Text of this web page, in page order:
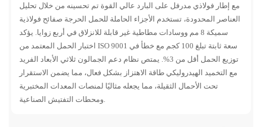
مع إطار فولاذي مدرفل على البارد عالي القوة تم تحسينه من خلال تحليل
العناصر المحدودة، تستخدم الأجزاء الحاملة للحمل الحرجة صفائح فولاذية
سميكة 8 مم ووسادات مطاطية غير قابلة للانزلاق في أربع زوايا. يؤكد
اختبار الحمل المعتمد من ISO 9001 سعة ثابتة تبلغ 100 كجم مع خطأ في
توزيع الحمل أقل من 3%. يمتص نظام دعم الجمالون ثلاثي الأبعاد الفريد
مع التخميد الهيدروليكي طاقة الاهتزاز بشكل فعال، مما يضمن الاستقرار
تحت الأحمال الثقيلة، مما يجعله مثاليًا لمنصات المعدات المختبرية
ومحطات التفتيش الصناعية.